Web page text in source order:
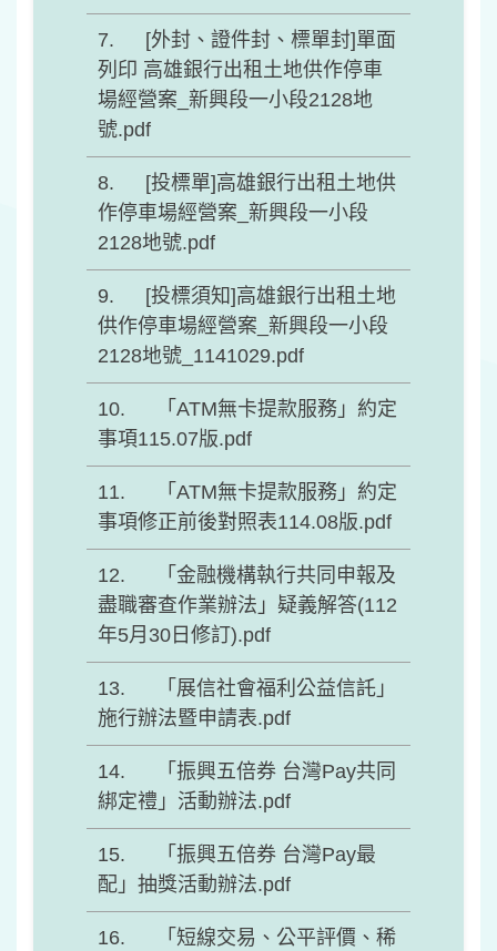
[外封、證件封、標單封]單面
列印 高雄銀行出租土地供作停車
場經營案_新興段一小段2128地
號.pdf
[投標單]高雄銀行出租土地供
作停車場經營案_新興段一小段
2128地號.pdf
[投標須知]高雄銀行出租土地
供作停車場經營案_新興段一小段
2128地號_1141029.pdf
「ATM無卡提款服務」約定
事項115.07版.pdf
「ATM無卡提款服務」約定
事項修正前後對照表114.08版.pdf
「金融機構執行共同申報及
盡職審查作業辦法」疑義解答(112
年5月30日修訂).pdf
「展信社會福利公益信託」
施行辦法暨申請表.pdf
「振興五倍券 台灣Pay共同
綁定禮」活動辦法.pdf
「振興五倍券 台灣Pay最
配」抽獎活動辦法.pdf
「短線交易、公平評價、稀